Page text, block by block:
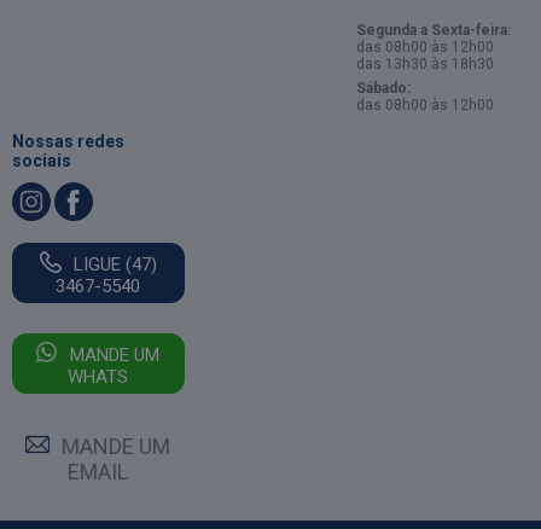
Segunda a Sexta-feira:
das 08h00 às 12h00
das 13h30 às 18h30
Sábado:
das 08h00 às 12h00
Nossas redes
sociais
LIGUE (47)
3467-5540
MANDE UM
WHATS
MANDE UM
EMAIL